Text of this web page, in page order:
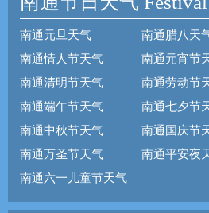
南通元旦天气 南通腊八天
南通情人节天气
南通元宵节
南通清明节天气
南通劳动节
南通端午节天气
南通七夕节
南通中秋节天气
南通国庆节
南通万圣节天气
南通平安夜
南通六一儿童节天气